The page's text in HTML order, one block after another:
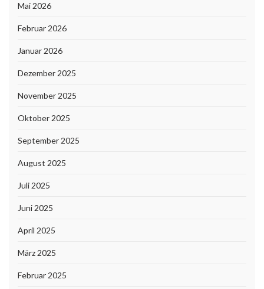
Mai 2026
Februar 2026
Januar 2026
Dezember 2025
November 2025
Oktober 2025
September 2025
August 2025
Juli 2025
Juni 2025
April 2025
März 2025
Februar 2025